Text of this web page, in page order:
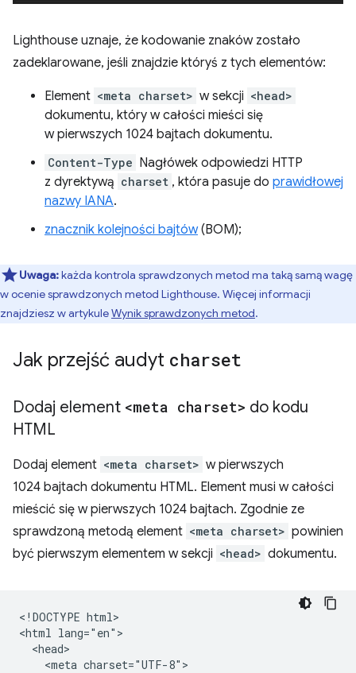
Lighthouse uznaje, że kodowanie znaków zostało
zadeklarowane, jeśli znajdzie któryś z tych elementów:
Element <meta charset> w sekcji <head>
dokumentu, który w całości mieści się
w pierwszych 1024 bajtach dokumentu.
Content-Type Nagłówek odpowiedzi HTTP
z dyrektywą charset , która pasuje do prawidłowej
nazwy IANA.
znacznik kolejności bajtów(BOM);
Uwaga:każda kontrola sprawdzonych metod ma taką samą wagę
w ocenie sprawdzonych metod Lighthouse. Więcej informacji
znajdziesz w artykuleWynik sprawdzonych metod.
Jak przejść audyt charset
Dodaj element <meta charset> do kodu
HTML
Dodaj element <meta charset> w pierwszych
1024 bajtach dokumentu HTML. Element musi w całości
mieścić się w pierwszych 1024 bajtach. Zgodnie ze
sprawdzoną metodą element <meta charset> powinien
być pierwszym elementem w sekcji <head> dokumentu.
<!DOCTYPE html>
<html lang="en">
  <head>
    <meta charset="UTF-8">